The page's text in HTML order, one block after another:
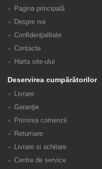
Pagina principală
Despre noi
Confidenţialitate
Contacte
Harta site-ului
Deservirea cumpărătorilor
Livrare
Garanţie
Primirea comenzii
Returnare
Livrare si achitare
Centre de service